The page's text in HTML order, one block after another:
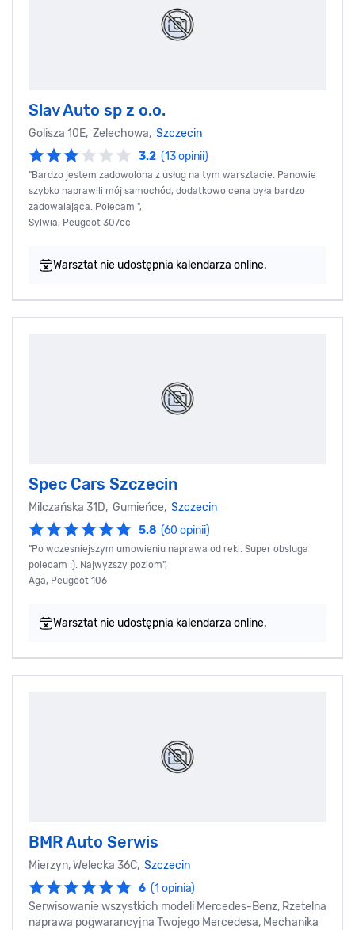
Slav Auto sp z o.o.
Golisza 10E, Żelechowa, Szczecin
3.2 (13 opinii)
"Bardzo jestem zadowolona z usług na tym warsztacie. Panowie
szybko naprawili mój samochód, dodatkowo cena była bardzo
zadowalająca. Polecam ",
Sylwia, Peugeot 307cc
Warsztat nie udostępnia kalendarza online.
Spec Cars Szczecin
Milczańska 31D, Gumieńce, Szczecin
5.8 (60 opinii)
"Po wczesniejszym umowieniu naprawa od reki. Super obsluga
polecam :). Najwyzszy poziom",
Aga, Peugeot 106
Warsztat nie udostępnia kalendarza online.
BMR Auto Serwis
Mierzyn, Welecka 36C, Szczecin
6 (1 opinia)
Serwisowanie wszystkich modeli Mercedes-Benz, Rzetelna
naprawa pogwarancyjna Twojego Mercedesa, Mechanika